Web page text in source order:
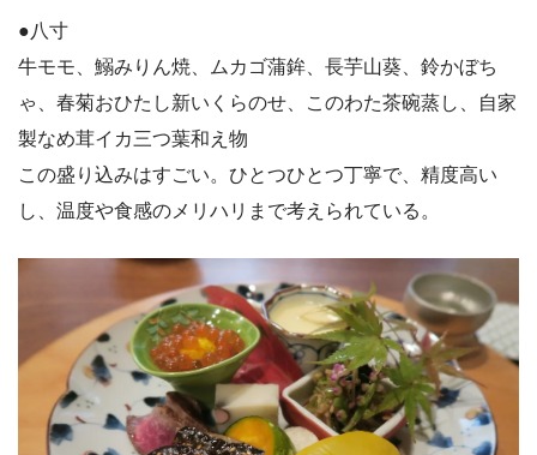
●八寸
牛モモ、鰯みりん焼、ムカゴ蒲鉾、長芋山葵、鈴かぼち
ゃ、春菊おひたし新いくらのせ、このわた茶碗蒸し、自家
製なめ茸イカ三つ葉和え物
この盛り込みはすごい。ひとつひとつ丁寧で、精度高い
し、温度や食感のメリハリまで考えられている。